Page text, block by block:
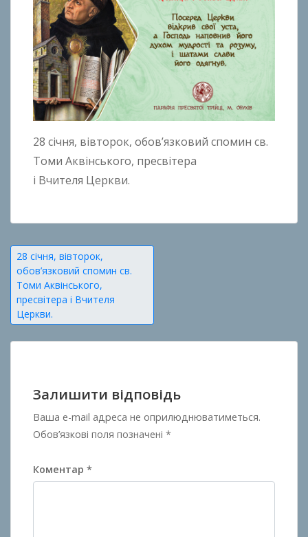
28 січня, вівторок, обов’язковий спомин св.
Томи Аквінського, пресвітера
і Вчителя Церкви.
Навігація
записів
28 січня, вівторок,
обов’язковий спомин св.
Томи Аквінського,
пресвітера і Вчителя
Церкви.
Залишити відповідь
Ваша e-mail адреса не оприлюднюватиметься.
Обов’язкові поля позначені *
Коментар *